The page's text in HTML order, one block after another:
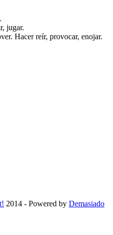
jugar.
Hacer reír, provocar, enojar.
2014 - Powered by Demasiado